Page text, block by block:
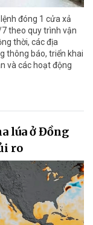
đóng 1 cửa xả
theo quy trình vận
thời, các địa
thông báo, triển khai
và các hoạt động
lúa ở Đồng
ro